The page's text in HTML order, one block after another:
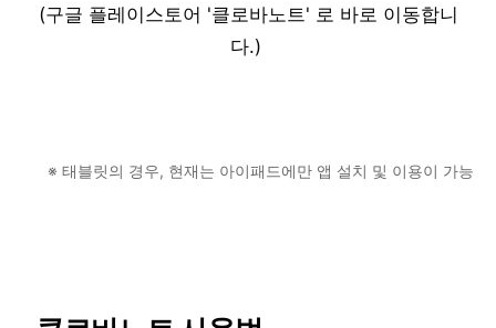
(구글 플레이스토어 '클로바노트' 로 바로 이동합니
다.)
※ 태블릿의 경우, 현재는 아이패드에만 앱 설치 및 이용이 가능